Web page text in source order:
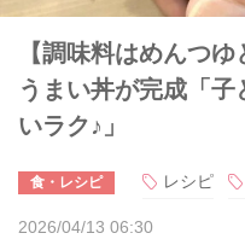
【調味料はめんつ
うまい丼が完成「
いラク♪」
食・レシピ レシピ
2026/04/13 06:30